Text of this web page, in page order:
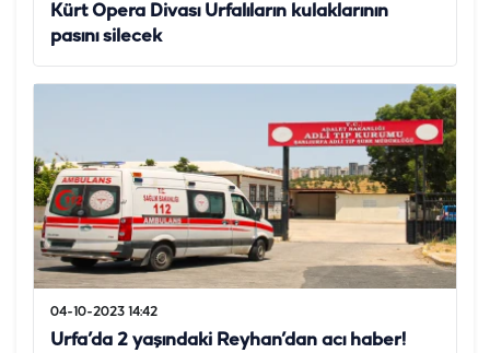
Kürt Opera Divası Urfalıların kulaklarının
pasını silecek
04-10-2023 14:42
Urfa’da 2 yaşındaki Reyhan’dan acı haber!